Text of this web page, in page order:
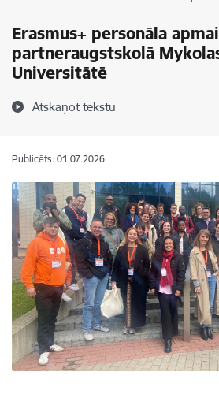
Erasmus+ personāla
partneraugstskolā
Universitātē
Atskaņot tekstu
Publicēts: 01.07.2026.